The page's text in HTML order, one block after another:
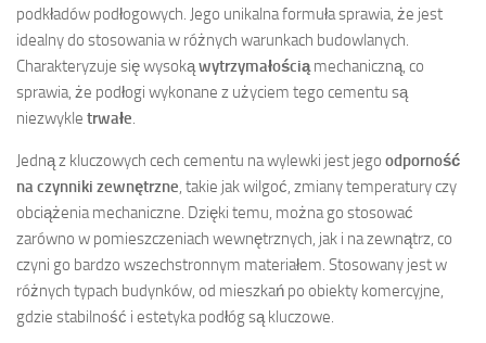
podkładów podłogowych. Jego unikalna formuła sprawia, że jest
idealny do stosowania w różnych warunkach budowlanych.
Charakteryzuje się wysokąwytrzymałościąmechaniczną, co
sprawia, że podłogi wykonane z użyciem tego cementu są
niezwykle trwałe.
Jedną z kluczowych cech cementu na wylewki jest jego odporność
na czynniki zewnętrzne, takie jak wilgoć, zmiany temperatury czy
obciążenia mechaniczne. Dzięki temu, można go stosować
zarówno w pomieszczeniach wewnętrznych, jak i na zewnątrz, co
czyni go bardzo wszechstronnym materiałem. Stosowany jest w
różnych typach budynków, od mieszkań po obiekty komercyjne,
gdzie stabilność i estetyka podłóg są kluczowe.